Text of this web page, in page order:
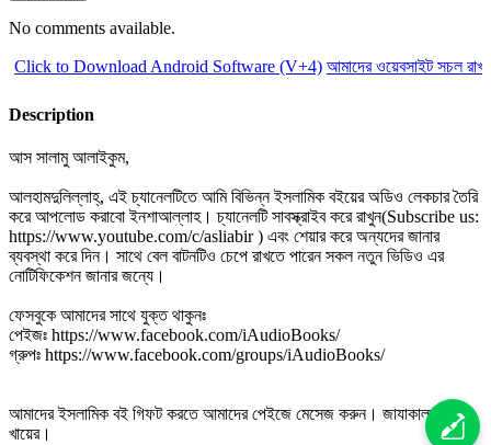
No comments available.
Click to Download Android Software (V+4) আমাদের ওয়েবসাইট সচল
Description
আস সালামু আলাইকুম,
আলহামদুলিল্লাহ্‌, এই চ্যানেলটিতে আমি বিভিন্ন ইসলামিক বইয়ের অডিও লেকচার তৈরি
করে আপলোড করাবো ইনশাআল্লাহ। চ্যানেলটি সাবস্ক্রাইব করে রাখুন(Subscribe us:
https://www.youtube.com/c/asliabir ) এবং শেয়ার করে অন্যদের জানার
ব্যবস্থা করে দিন। সাথে বেল বাটনটিও চেপে রাখতে পারেন সকল নতুন ভিডিও এর
নোটিফিকেশন জানার জন্যে।
ফেসবুকে আমাদের সাথে যুক্ত থাকুনঃ
পেইজঃ https://www.facebook.com/iAudioBooks/
গ্রুপঃ https://www.facebook.com/groups/iAudioBooks/
আমাদের ইসলামিক বই গিফট করতে আমাদের পেইজে মেসেজ করুন। জাযাকাল্লাহ
খায়ের।